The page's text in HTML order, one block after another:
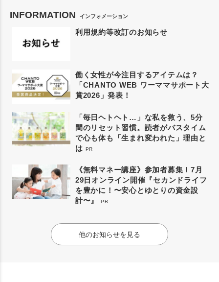
INFORMATION インフォメーション
利用規約等改訂のお知らせ
働く女性が今注目するアイテムは？
「CHANTO WEB ワーママサポート大
賞2026」発表！
「毎日ヘトヘト…」な私を救う、5分
間のリセット習慣。読者がバスタイム
で心も体も「生まれ変われた」理由と
は PR
《無料マネー講座》参加者募集！7月
29日オンライン開催『セカンドライフ
を豊かに！〜安心とゆとりの資金設
計〜』
PR
他のお知らせを見る